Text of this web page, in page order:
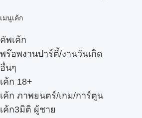
เมนูเค้ก
คัพเค้ก
พร๊อพงานปาร์ตี้/งานวันเกิด
อื่นๆ
เค้ก 18+
เค้ก ภาพยนตร์/เกม/การ์ตูน
เค้ก3มิติ ผู้ชาย